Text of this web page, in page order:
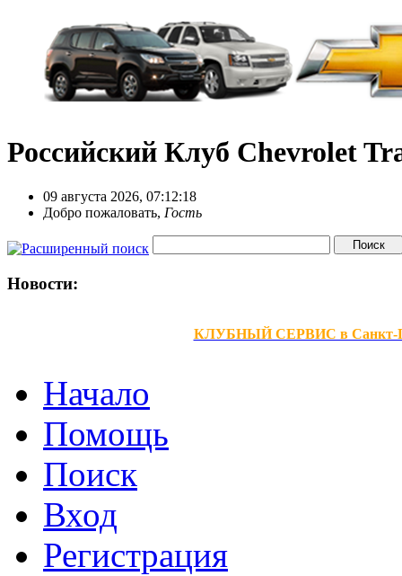
Российский Клуб Chevrolet
09 августа 2026, 07:12:18
Добро пожаловать, Гость
Новости:
КЛУБНЫЙ СЕРВИС в Санкт-
Начало
Помощь
Поиск
Вход
Регистрация